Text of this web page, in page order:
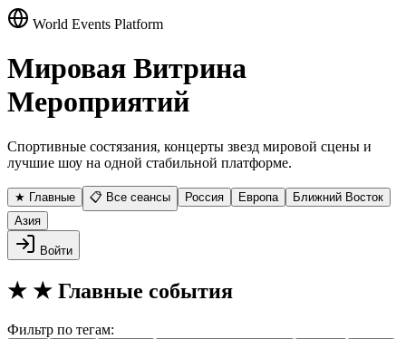
World Events Platform
Мировая Витрина
Мероприятий
Спортивные состязания, концерты звезд мировой сцены и
лучшие шоу на одной стабильной платформе.
★ Главные 📋 Все сеансы Россия Европа
Ближний Восток
Азия
Войти
★ ★ Главные события
Фильтр по тегам: